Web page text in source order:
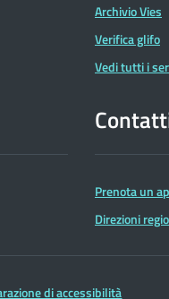
Archivio Vies
Verifica glifo
Vedi tutti i
Prenota un
Direzioni
di accessibilità